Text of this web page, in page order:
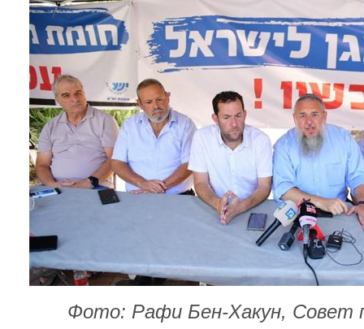
Фото: Рафи Бен-Хакун, Совет